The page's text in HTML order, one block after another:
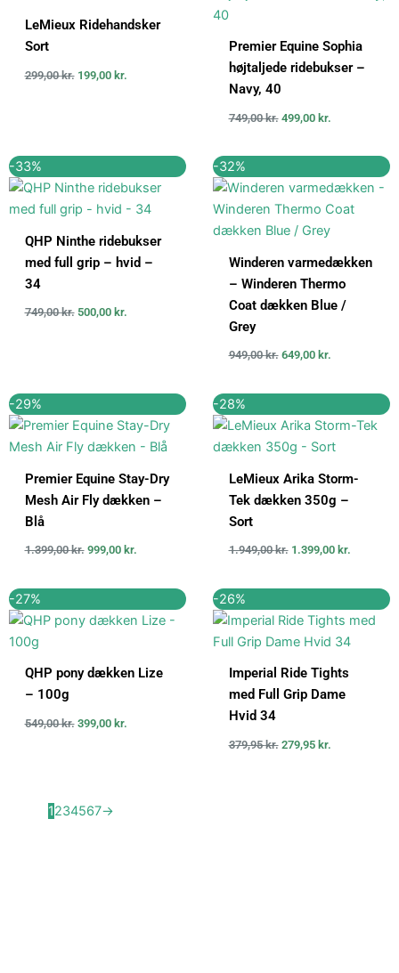
LeMieux Ridehandsker
Sort
299,00kr. 199,00 kr.
Premier Equine Sophia
højtaljede ridebukser –
Navy, 40
749,00kr. 499,00 kr.
-33%
QHP Ninthe ridebukser
med full grip – hvid –
34
749,00kr.
oprindelige
pris
var:
500,00 kr.
aktuelle
pris
er:
-32%
Winderen varmedækken
– Winderen Thermo
Coat dækken Blue /
Grey
949,00kr.
oprindelige
pris
var:
949,00 kr..
649,00 kr.
aktuelle
pris
er:
-29%
Premier Equine Stay-Dry
Mesh Air Fly dækken –
Blå
1.399,00kr.
oprindelige
pris
var:
999,00 kr.
aktuelle
pris
er:
-28%
LeMieux Arika Storm-
Tek dækken 350g –
Sort
1.949,00kr.
oprindelige
pris
var:
1.399,00 kr.
aktuelle
pris
-27%
QHP pony dækken Lize
– 100g
549,00kr.
oprindelige
pris
399,00 kr.
aktuelle
pris
-26%
Imperial Ride Tights
med Full Grip Dame
Hvid 34
379,95kr.
oprindelige
pris
var:
279,95 kr.
aktuelle
pris
er:
1234567→